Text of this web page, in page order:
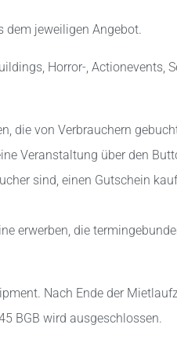
dem jeweiligen Angebot.
Horror-, Actionevents,
die von Verbrauchern
Veranstaltung über den
sind, einen Gutschein
erwerben, die
Nach Ende der
BGB wird ausgeschlossen.